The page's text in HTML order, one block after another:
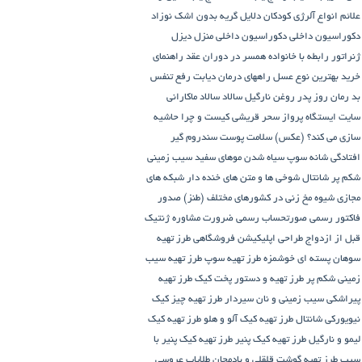
علائم انواع آلرژی کودکان دلایل گریه بدون اشک نوزاد
دکوراسیون داخلی دکوراسیون داخلی منزل دیزل
ژنراتور رابطه با خانواده همسر در دوران عقد راهنمای
خرید بهترین نوع عسل راههای درمان دیابت رفع تنفس
بد رمان روز پدر روغن نارگیل سالاد سالاد ماکارانی
سایت ایستگاه پرواز سحر قریشی کیست و چرا حاشیه
سازی می کند؟ (عکس) سلامت پوست سندروم گیر
افتادگی شانه سوپ سیاه شدن موهای سفید سیب زمینی
شکم پر شانتال شوخی ها و متن های خنده دار شبکه های
مجازی شیوه مخ زنی در کشورهای مختلف (طنز) صدور
فاکتور رسمی صورتحساب رسمی ضرورت مشاوره ژنتیک
قبل از ازدواج طراحی اپلیکیشن فروشگاهی طرز تهیه
سوهان پسته ای خوشمزه طرز تهیه سوپ طرز تهیه سیب
زمینی شکم پر طرز تهیه و دستور پخت کیک طرز تهیه
پیراشكی سيب زمينی و نان سیردار طرز تهیه چیز کیک
نیویورکی شانتال طرز تهیه کیک آلو و هلو طرز تهیه کیک
لیمو و نارگیل طرز تهیه کیک پنیر طرز تهیه کیک پنیر با